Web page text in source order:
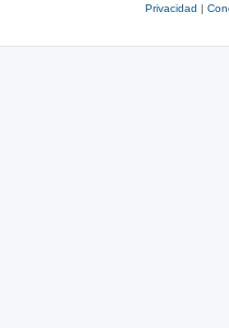
Privacidad |